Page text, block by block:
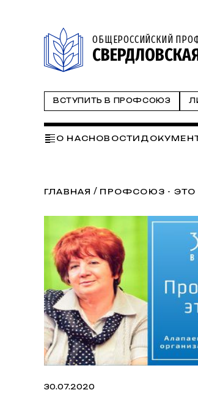
ОБЩЕРОССИЙСКИЙ
ВСТУПИТЬ В ПРОФСОЮЗ
О НАСНОВОСТИ
ТВОРИМ ИСТОРИЮ ВМЕСТЕ
ГЛАВНАЯ / ПРОФСОЮЗ - ЭТО
30.07.2020